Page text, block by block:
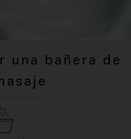
una bañera de